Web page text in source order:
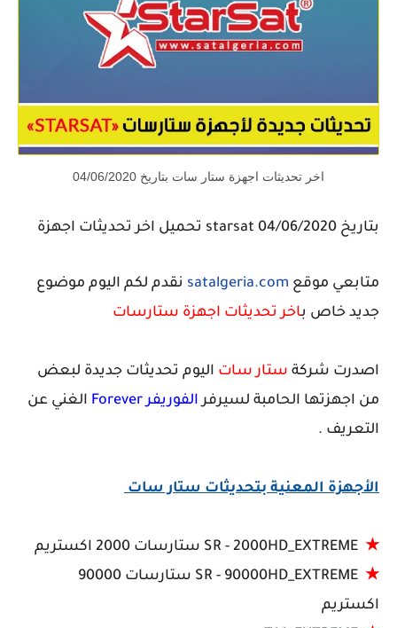
اخر تحديثات اجهزة ستار سات بتاريخ 04/06/2020
تحميل اخر تحديثات اجهزة starsat بتاريخ 04/06/2020
متابعي موقع satalgeria.com نقدم لكم اليوم موضوع
جديد خاص باخر تحديثات اجهزة ستارسات
اصدرت شركة ستار سات اليوم تحديثات جديدة لبعض
من اجهزتها الحامبة لسيرفرالفوريفر Forever
الغني عن
التعريف .
الأجهزة المعنية بتحديثات ستار سات
★ SR - 2000HD_EXTREME ستارسات 2000 اكستريم
★
SR - 90000HD_EXTREME ستارسات 90000
اكستريم